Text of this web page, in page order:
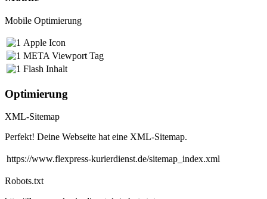
Mobile Optimierung
Apple Icon
META Viewport Tag
Flash Inhalt
Optimierung
XML-Sitemap
Perfekt! Deine Webseite hat eine XML-Sitemap.
https://www.flexpress-kurierdienst.de/sitemap_index.xml
Robots.txt